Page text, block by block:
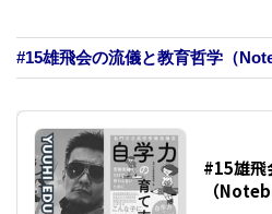
#15雄飛会の流儀と教育哲学（